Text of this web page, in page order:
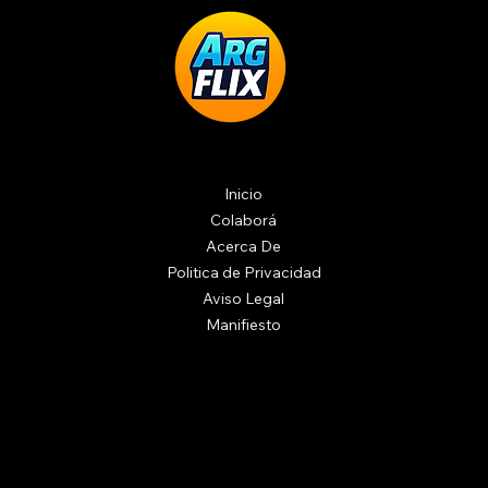
Inicio
Colaborá
Acerca De
Politica de Privacidad
Aviso Legal
Manifiesto